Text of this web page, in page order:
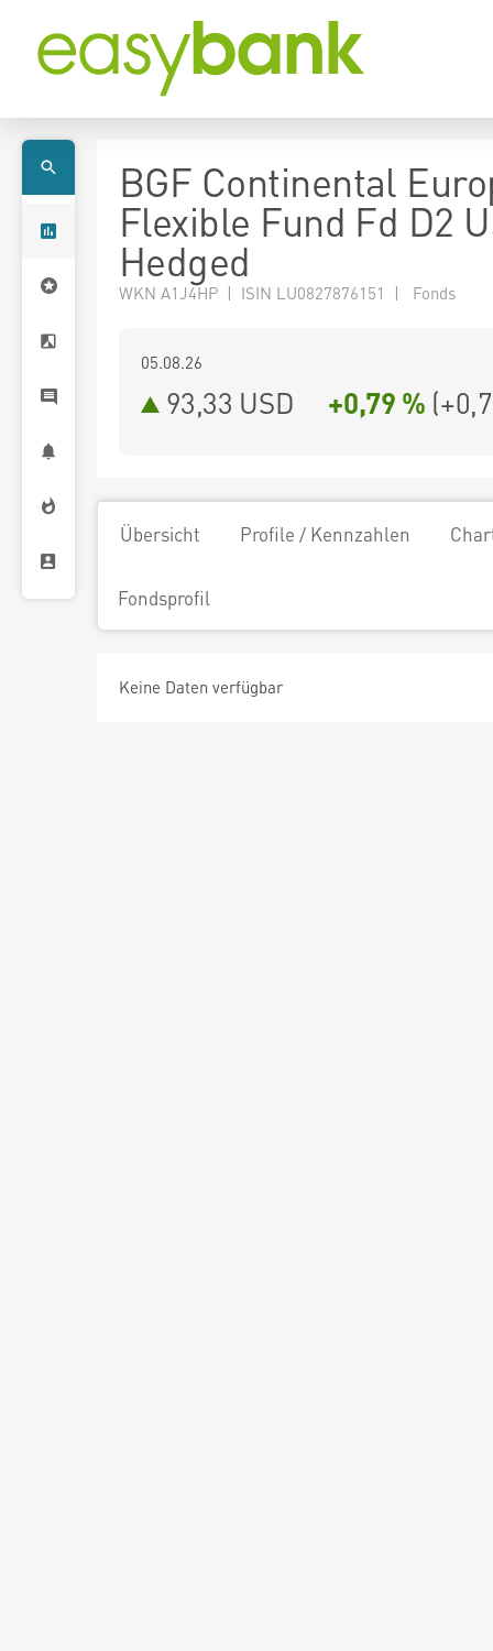
BGF Continental
Flexible Fund Fd D2
Hedged
WKN A1J4HP | ISIN LU0827876151 | Fonds
05.08.26
93,33 USD +0,79 % (
Übersicht Profile / Kennzahlen
Fondsprofil
Keine Daten verfügbar